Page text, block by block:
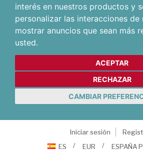
interés en nuestros productos y
personalizar las interacciones de
mostrar anuncios que sean más
usted.
ACEPTAR
RECHAZAR
CAMBIAR
Iniciar sesión
ES
EUR ESPAÑA